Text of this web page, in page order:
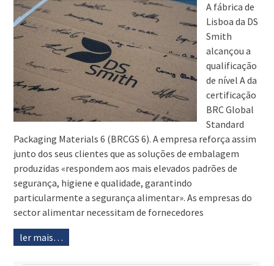
A fábrica de
Lisboa da DS
Smith
alcançou a
qualificação
de nível A da
certificação
BRC Global
Standard
Packaging Materials 6 (BRCGS 6). A empresa reforça assim
junto dos seus clientes que as soluções de embalagem
produzidas «respondem aos mais elevados padrões de
segurança, higiene e qualidade, garantindo
particularmente a segurança alimentar». As empresas do
sector alimentar necessitam de fornecedores
ler mais…